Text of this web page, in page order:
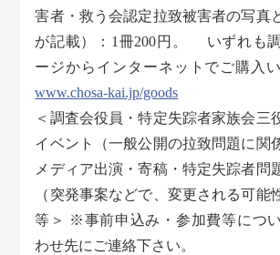
害者・救う会認定拉致被害者の写真
が記載）：1冊200円。 いずれも
ージからインターネットでご購入
www.chosa-kai.jp/goods
＜調査会役員・特定失踪者家族会三
イベント（一般公開の拉致問題に関
メディア出演・寄稿・特定失踪者問
（突発事案などで、変更される可能
等＞ ※事前申込み・参加費等につ
わせ先にご連絡下さい。